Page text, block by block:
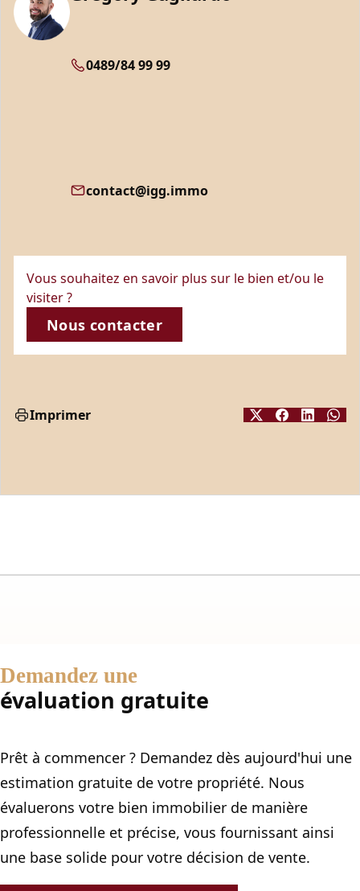
0489/84 99 99
contact@igg.immo
Vous souhaitez en savoir plus sur le bien et/ou le
visiter ?
Nous contacter
Imprimer
Demandez une
évaluation gratuite
Prêt à commencer ? Demandez dès aujourd'hui une
estimation gratuite de votre propriété. Nous
évaluerons votre bien immobilier de manière
professionnelle et précise, vous fournissant ainsi
une base solide pour votre décision de vente.